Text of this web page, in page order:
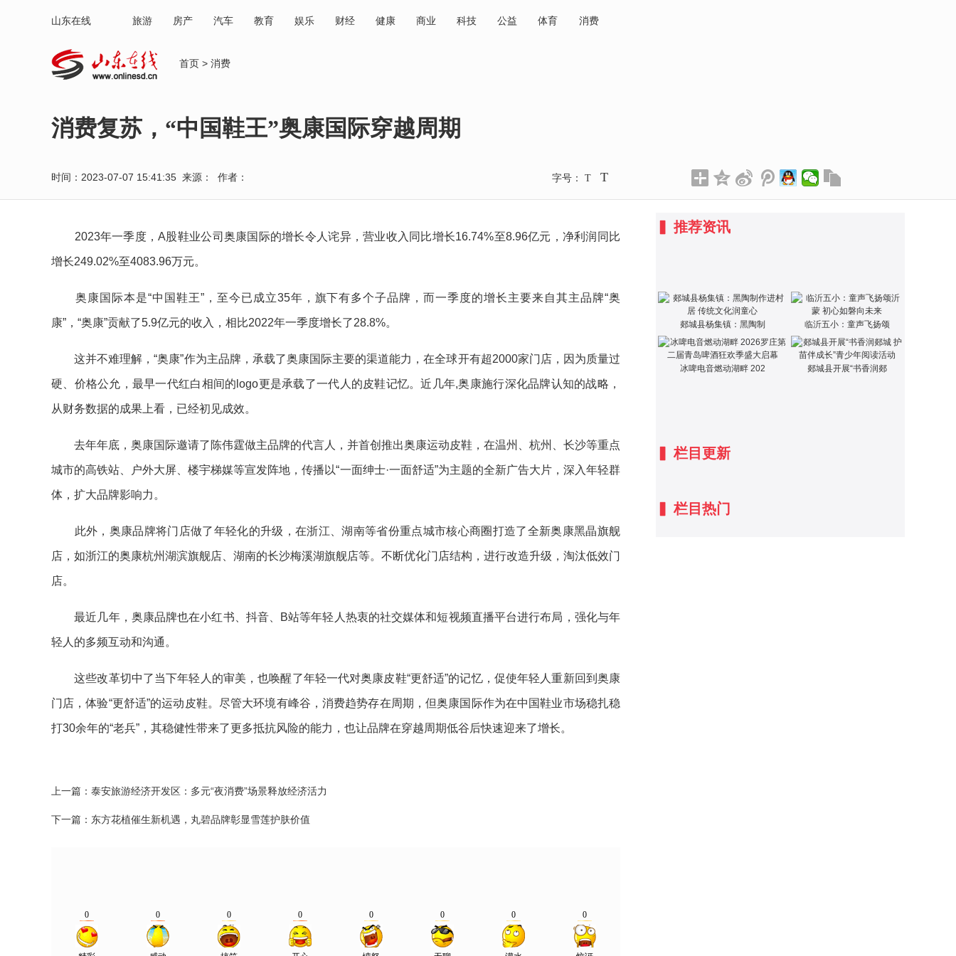
山东在线 旅游 房产 汽车 教育 娱乐 财经 健康 商业 科技 公益 体育 消费
首页 > 消费
消费复苏，“中国鞋王”奥康国际穿越周期
时间：2023-07-07 15:41:35 来源： 作者： 字号： T T
2023年一季度，A股鞋业公司奥康国际的增长令人诧异，营业收入同比增长16.74%至8.96亿元，净利润同比
增长249.02%至4083.96万元。
奥康国际本是“中国鞋王”，至今已成立35年，旗下有多个子品牌，而一季度的增长主要来自其主品牌“奥
康”，“奥康”贡献了5.9亿元的收入，相比2022年一季度增长了28.8%。
这并不难理解，“奥康”作为主品牌，承载了奥康国际主要的渠道能力，在全球开有超2000家门店，因为质量过
硬、价格公允，最早一代红白相间的logo更是承载了一代人的皮鞋记忆。近几年,奥康施行深化品牌认知的战略，
从财务数据的成果上看，已经初见成效。
去年年底，奥康国际邀请了陈伟霆做主品牌的代言人，并首创推出奥康运动皮鞋，在温州、杭州、长沙等重点
城市的高铁站、户外大屏、楼宇梯媒等宣发阵地，传播以“一面绅士·一面舒适”为主题的全新广告大片，深入年轻群
体，扩大品牌影响力。
此外，奥康品牌将门店做了年轻化的升级，在浙江、湖南等省份重点城市核心商圈打造了全新奥康黑晶旗舰
店，如浙江的奥康杭州湖滨旗舰店、湖南的长沙梅溪湖旗舰店等。不断优化门店结构，进行改造升级，淘汰低效门
店。
最近几年，奥康品牌也在小红书、抖音、B站等年轻人热衷的社交媒体和短视频直播平台进行布局，强化与年
轻人的多频互动和沟通。
这些改革切中了当下年轻人的审美，也唤醒了年轻一代对奥康皮鞋“更舒适”的记忆，促使年轻人重新回到奥康
门店，体验“更舒适”的运动皮鞋。尽管大环境有峰谷，消费趋势存在周期，但奥康国际作为在中国鞋业市场稳扎稳
打30余年的“老兵”，其稳健性带来了更多抵抗风险的能力，也让品牌在穿越周期低谷后快速迎来了增长。
上一篇： 泰安旅游经济开发区：多元“夜消费”场景释放经济活力
下一篇： 东方花植催生新机遇，丸碧品牌彰显雪莲护肤价值
推荐资讯
郯城县杨集镇：黑陶制 临沂五小：童声飞扬颂
冰啤电音燃动湖畔 202 郯城县开展“书香润郯
▍栏目更新
▍栏目热门